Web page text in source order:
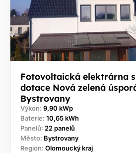
Fotovoltaická elektrárna s
dotace Nová zelená
Bystrovany
Výkon: 9,90 kWp
Baterie: 10,65 kWh
Panelů: 22 panelů
Město: Bystrovany
Region: Olomoucký kraj